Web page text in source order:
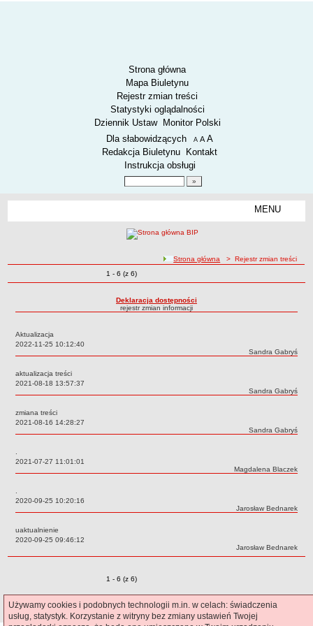
Strona główna
Mapa Biuletynu
Rejestr zmian treści
Statystyki oglądalności
Dziennik Ustaw
Monitor Polski
Menu dodatkowe
Dla słabowidzących A pomniejsz czcionkę
A standardowy rozmiar czcionki
A
Redakcja Biuletynu
Kontakt
Instrukcja obsługi
MENU
SPOSÓB PRZYJMOWANIA I ZAŁATWIANIA SPRAW
Organizacja
Majątek, którym dysponuje ZZK
Deklaracja dostępności
STREFA PRACOWNIKA
nazwa
Co i jak załatwić w BOK-u?
ZAMÓWIENIA PUBLICZNE
Profil nabywcy
Zamówienia bez procedury PZP - platforma elektroniczna
Zamówienia zgodne z procedurą PZP - platforma elektroniczna
Archiwalne - Zamówienia zgodne z procedurą PZP sprzed
01.03.2016
Archiwalne - Zamówienia bez procedury PZP - do 12.04.2019
ścieżka nawigacji
Strona główna > Rejestr zmian treści
Zmiany o pozycjach
1 - 6 (z 6)
Deklaracja dostępności
rejestr zmian informacji
Aktualizacja
Data:
2022-11-25 10:12:40
Autor:
Sandra Gabryś
aktualizacja treści
Data:
2021-08-18 13:57:37
Autor:
Sandra Gabryś
zmiana treści
Data:
2021-08-16 14:28:27
Autor:
Sandra Gabryś
Data:
2021-07-27 11:01:01
Autor:
Magdalena Blaczek
Data:
2020-09-25 10:20:16
Autor:
Jarosław Bednarek
uaktualnienie
Data:
2020-09-25 09:46:12
Autor:
Jarosław Bednarek
Zmiany o pozycjach
1 - 6 (z 6)
powrót do informacji »
Używamy cookies i podobnych technologii m.in. w celach: świadczenia
usług, statystyk. Korzystanie z witryny bez zmiany ustawień Twojej